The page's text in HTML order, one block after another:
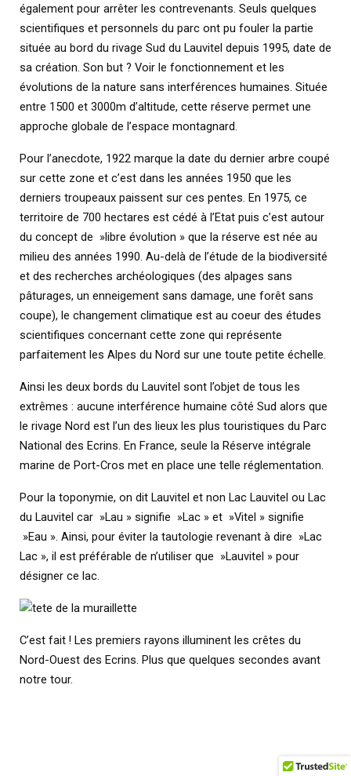
également pour arrêter les contrevenants. Seuls quelques
scientifiques et personnels du parc ont pu fouler la partie
située au bord du rivage Sud du Lauvitel depuis 1995, date de
sa création. Son but ? Voir le fonctionnement et les
évolutions de la nature sans interférences humaines. Située
entre 1500 et 3000m d’altitude, cette réserve permet une
approche globale de l’espace montagnard.
Pour l’anecdote, 1922 marque la date du dernier arbre coupé
sur cette zone et c’est dans les années 1950 que les
derniers troupeaux paissent sur ces pentes. En 1975, ce
territoire de 700 hectares est cédé à l’Etat puis c’est autour
du concept de »libre évolution » que la réserve est née au
milieu des années 1990. Au-delà de l’étude de la biodiversité
et des recherches archéologiques (des alpages sans
pâturages, un enneigement sans damage, une forêt sans
coupe), le changement climatique est au coeur des études
scientifiques concernant cette zone qui représente
parfaitement les Alpes du Nord sur une toute petite échelle.
Ainsi les deux bords du Lauvitel sont l’objet de tous les
extrêmes : aucune interférence humaine côté Sud alors que
le rivage Nord est l’un des lieux les plus touristiques du Parc
National des Ecrins. En France, seule la Réserve intégrale
marine de Port-Cros met en place une telle réglementation.
Pour la toponymie, on dit Lauvitel et non Lac Lauvitel ou Lac
du Lauvitel car »Lau » signifie »Lac » et »Vitel » signifie
»Eau ». Ainsi, pour éviter la tautologie revenant à dire »Lac
Lac », il est préférable de n’utiliser que »Lauvitel » pour
désigner ce lac.
C’est fait ! Les premiers rayons illuminent les crêtes du
Nord-Ouest des Ecrins. Plus que quelques secondes avant
notre tour.